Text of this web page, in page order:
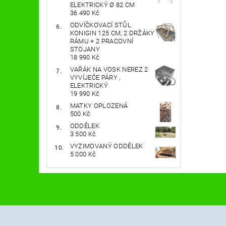
ELEKTRICKÝ Ø 82 CM
36 490 Kč
ODVÍČKOVACÍ STŮL
KONIGIN 125 CM, 2 DRŽÁKY
RÁMU + 2 PRACOVNÍ
STOJANY
18 990 Kč
VAŘÁK NA VOSK NEREZ 2
VYVÍJEČE PÁRY ,
ELEKTRICKÝ
19 990 Kč
MATKY OPLOZENÁ
500 Kč
ODDĚLEK
3 500 Kč
VYZIMOVANÝ ODDĚLEK
5 000 Kč